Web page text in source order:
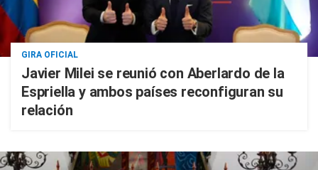
GIRA OFICIAL
Javier Milei se reunió con Aberlardo de la
Espriella y ambos países reconfiguran su
relación